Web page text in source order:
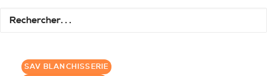
SAV BLANCHISSERIE
✆ 09 78 083 083